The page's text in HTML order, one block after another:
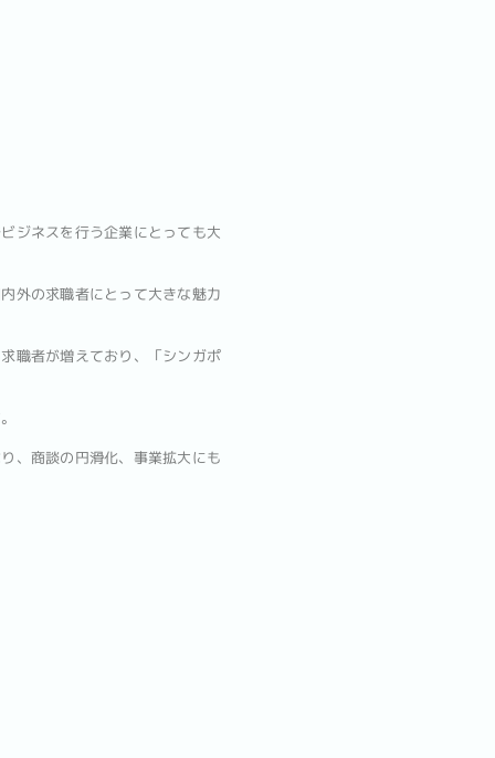
ジネスを行う企業にとっても大
外の求職者にとって大きな魅力
職者が増えており、「シンガポ
、商談の円滑化、事業拡大にも